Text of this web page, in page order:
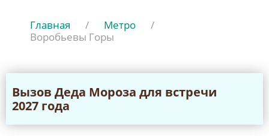
Главная / Метро
/
Воробьевы Горы
Вызов Дeда Мороза для встречи
2027 года